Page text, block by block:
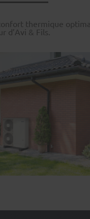
thermique
d’Avi & Fils.